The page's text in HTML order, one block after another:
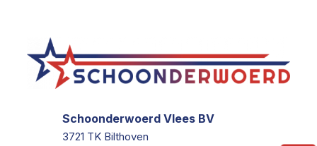
Schoonderwoerd Vlees BV
3721 TK Bilthoven